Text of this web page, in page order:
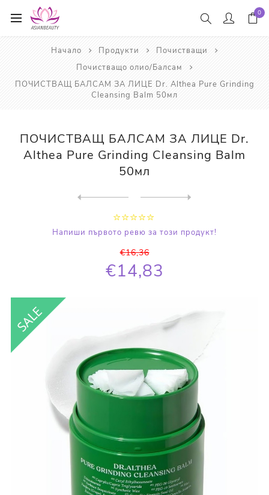
0
Начало Продукти
Почистващи
Почистващо олио/Балсам
ПОЧИСТВАЩ БАЛСАМ ЗА ЛИЦЕ Dr. Althea Pure Grinding
Cleansing Balm 50мл
ПОЧИСТВАЩ БАЛСАМ ЗА ЛИЦЕ Dr.
Althea Pure Grinding Cleansing Balm
50мл
Напиши първото ревю за този продукт!
€16,36
€14,83